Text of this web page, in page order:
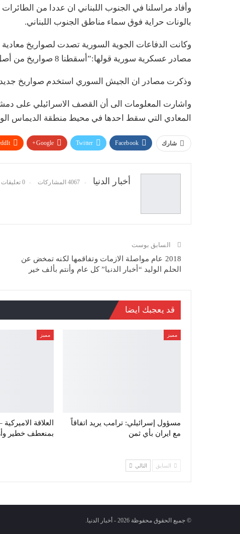
وأفاد مراسلنا في الجنوب اللبناني ان عددا من
بالونات حراية فوق سماء مناطق الجنوب اللبناني.
وكانت الدفاعات الجوية السورية تصدت لصواريخ
مصادر عسكرية سورية قولها:”أسقطنا 8 صواريخ من أصل 10 صواريخ أطلق في اتجاه مناطق في ريف دمشق” .
وذكرت مصادر ان الجيش السوري استخدم صواريخ
واشارت المعلومات الى أن القصف الاسرائيلي على
المعادي التي سقط احدها في محيط منطقة الديماس
شارك Facebook
Twitter
Google+
أخبار الدنيا 4067 المشاركات 0 تعليقات
السابق بوست
2018 عام مواصلة الازمات وتفاقمها لكنه تمخض عن
الحلم الوليد “أخبار الدنيا” كل عام وأنتم بألف خير
قد يعجبك ايضا
مميز
مسؤول إسرائيلي: ترامب يريد اتفاقاً
مع ايران بأي ثمن
مميز
العلاقة
بمنعطف خطير
السابق التالي
© جميع الحقوق محفوظة 2026 - أخبار الدنيا.